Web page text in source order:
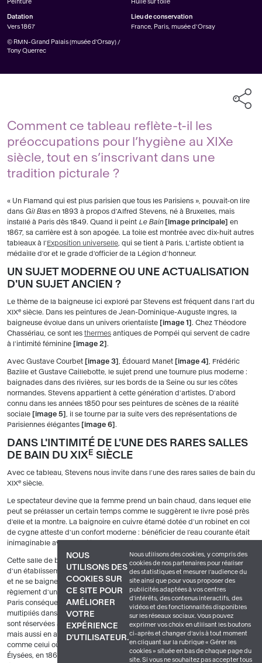
NOUS
UTILISONS DES
COOKIES SUR
CE SITE POUR
AMÉLIORER
VOTRE
EXPÉRIENCE
D'UTILISATEUR.
Nous utilisons des cookies, y compris des
cookies de nos partenaires pour réaliser
des statistiques et mesurer l'audience du
site ainsi que pour vous proposer des
publicités adaptées à vos centres
d'intérêts, des contenus interactifs, des
vidéos et des fonctionnalités disponibles
sur les réseaux sociaux. Vous pouvez
exprimer vos choix en utilisant les boutons
ci-après et changer d’avis à tout moment
en cliquant sur la rubrique « Gérer les
cookies » située en bas de chaque page du
site. Si vous ne souhaitez pas accepter tous
Peinture
Huile sur toile
Datation
Vers 1867
Lieu de conservation
France, Paris, musée d’Orsay
© RMN-Grand Palais (musée d'Orsay) /
Tony Querrec
Comment ce tableau reflète-t-il les
préoccupations pour l’hygiène au XIXe
siècle, tout en s’inscrivant dans une
tradition picturale ?
« Un Flamand qui est plus parisien que tous les Parisiens », pouvait-on lire
dans Gil Blasen 1893 à propos d'Alfred Stevens, né à Bruxelles, mais
installé à Paris dès 1849. Quand il peint Le Bain image principale
en
1867, sa carrière est à son apogée. La toile est montrée avec dix-huit autres
tableaux à l' Exposition universelle , qui se tient à Paris. L'artiste obtient la
médaille d'or et le grade d'officier de la Légion d'honneur.
UN SUJET MODERNE OU UNE ACTUALISATION
D'UN SUJET ANCIEN ?
Le thème de la baigneuse ici exploré par Stevens est fréquent dans l'art du
XIXe siècle. Dans les peintures de Jean-Dominique-Auguste Ingres, la
baigneuse évolue dans un univers orientaliste
image 1
. Chez Théodore
Chassériau, ce sont les thermes antiques de Pompéi qui servent de cadre
à l'intimité féminine
image 2 .
Avec Gustave Courbet image 3 , Édouard Manet image 4
, Frédéric
Bazille et Gustave Caillebotte, le sujet prend une tournure plus moderne :
baignades dans des rivières, sur les bords de la Seine ou sur les côtes
normandes. Stevens appartient à cette génération d'artistes. D'abord
connu dans les années 1850 pour ses peintures de scènes de la réalité
sociale
image 5
, il se tourne par la suite vers des représentations de
Parisiennes élégantes
image 6 .
DANS L'INTIMITÉ DE L'UNE DES RARES SALLES
DE BAIN DU XIX E SIÈCLE
Avec ce tableau, Stevens nous invite dans l'une des rares salles de bain du
XIXe siècle.
Le spectateur devine que la femme prend un bain chaud, dans lequel elle
peut se prélasser un certain temps comme le suggèrent le livre posé près
d'elle et la montre. La baignoire en cuivre étamé dotée d'un robinet en col
de cygne atteste d'un confort moderne : bénéficier de l'eau courante était
inimaginable avant le milieu du XIX e
Cette salle de bain est-elle celle d'un hôtel particulier de grand luxe ou
d'un établissement de bains publics ? Le modèle est vêtu d'une chemise,
et ne se baigne donc pas nu, ce qui pourrait bien correspondre au
règlement d'un bain public tel que Les Bains de Dianeau 5 rue Volney, à
Paris conséquence d'une politique hygiéniste, ces établissements se sont
multipliés dans le Paris du Second Empire. À cette époque, les baignoires
sont réservées à une élite : elles peuvent être en zinc, en cuivre étamé,
mais aussi en argent ou en marbre, au sein des luxueux hôtels particuliers
comme celui où s'installe la célèbre Païva, au 25 avenue des Champs-
Élysées, en 1866. Dans la sphère privée, on utilise cuvette, broc, bidet,